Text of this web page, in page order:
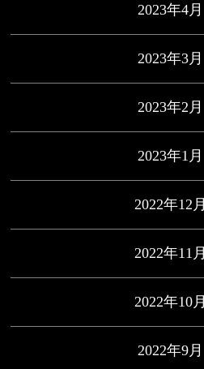
2023年4月
2023年3月
2023年2月
2023年1月
2022年12月
2022年11月
2022年10月
2022年9月